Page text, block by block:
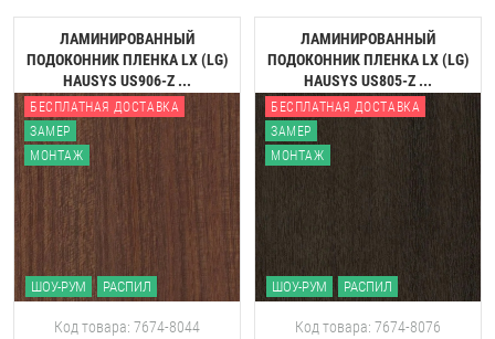
ЛАМИНИРОВАННЫЙ
ПОДОКОННИК ПЛЕНКА LX (LG)
HAUSYS US906-Z ...
БЕСПЛАТНАЯ ДОСТАВКА
ЗАМЕР
МОНТАЖ
ШОУ-РУМ РАСПИЛ
Код товара: 7674-8044
ЛАМИНИРОВАННЫЙ
ПОДОКОННИК ПЛЕНКА LX (LG)
HAUSYS US805-Z ...
БЕСПЛАТНАЯ ДОСТАВКА
ЗАМЕР
МОНТАЖ
ШОУ-РУМ РАСПИЛ
Код товара: 7674-8076